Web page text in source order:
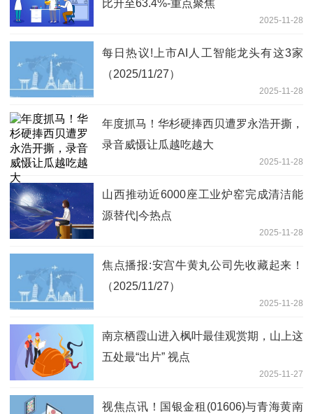
比升至63.4%-重点聚焦
2025-11-28
每日热议!上市AI人工智能龙头有这3家
（2025/11/27）
2025-11-28
年度抓马！华杉硬捧西贝遭罗永浩开撕，
录音威慑让瓜越吃越大
2025-11-28
山西推动近6000座工业炉窑完成清洁能
源替代|今热点
2025-11-28
焦点播报:安宫牛黄丸公司先收藏起来！
（2025/11/27）
2025-11-28
南京栖霞山进入枫叶最佳观赏期，山上这
五处最“出片” 视点
2025-11-27
视焦点讯！国银金租(01606)与青海黄南